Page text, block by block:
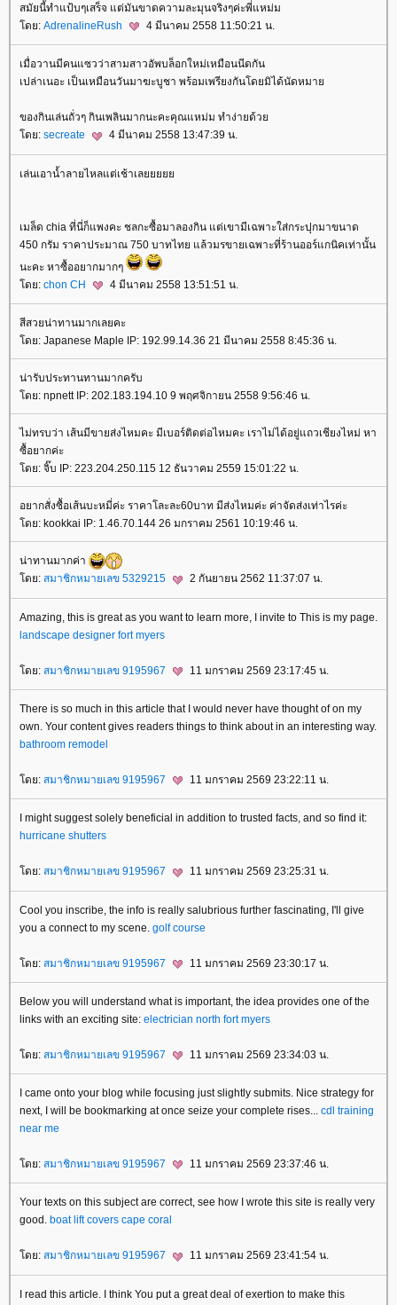
สมัยนี้ทำแป้บๆเสร็จ แต่มันขาดความละมุนจริงๆค่ะพี่แหม่ม
ดย: AdrenalineRush 4 มีนาคม 2558 11:50:21 น.
เมื่อวานมีคนแซวว่าสามสาวอัพบล็อกใหม่เหมือนนีดกัน
เปล่าเนอะ เป็นเหมือนวันมาฆะบูชา พร้อมเพรียงกันโดยมิได้นัดหมา
ของกินเล่นถั่วๆ กินเพลินมากนะคะคุณแหม่ม ทำง่ายด้ว
ดย: secreate 4 มีนาคม 2558 13:47:39 น.
เล่นเอาน้ำลายไหลแต่เช้าเล
เมล็ด chia ที่นี่ก็แพงคะ ชลกะซื้อมาลองกิน แต่เขามีเฉพาะใส่กระปุกมาขนาด
450 กรัม ราคาประมาณ 750 บาทไทย แล้วมรขายเฉพาะที่ร้านออร์แกนิคเท่านั้น
นะคะ หาซื้ออยากมากๆ
ดย: chon CH 4 มีนาคม 2558 13:51:51 น.
สีสวยน่าทานมากเลยคะ
ดย: Japanese Maple IP: 192.99.14.36 21 มีนาคม 2558 8:45:36 น.
น่ารับประทานทานมากครับ
ดย: npnett IP: 202.183.194.10 9 พฤศจิกายน 2558 9:56:46 น.
ไม่ทรบว่า เส้นมีขายส่งไหมคะ มีเบอร์ติดต่อไหมคะ เราไม่ได้อยู่แถวเชียงไหม่ หา
ซื้อยากค่ะ
ดย: จิ๊บ IP: 223.204.250.115 12 ธันวาคม 2559 15:01:22 น.
อยากสั่งซื้อเส้นบะหมี่ค่ะ ราคาโละละ60บาท มีส่งไหมค่ะ ค่าจัดส่งเท่าไรค่ะ
ดย: kookkai IP: 1.46.70.144 26 มกราคม 2561 10:19:46 น.
น่าทานมากค่า
ดย: สมาชิกหมายเลข 5329215 2 กันยายน 2562 11:37:07 น.
Amazing, this is great as you want to learn more, I invite to This is my page.
landscape designer fort myers
ดย: สมาชิกหมายเลข 9195967 11 มกราคม 2569 23:17:45 น.
There is so much in this article that I would never have thought of on my
own. Your content gives readers things to think about in an interesting way.
bathroom remodel
ดย: สมาชิกหมายเลข 9195967 11 มกราคม 2569 23:22:11 น.
I might suggest solely beneficial in addition to trusted facts, and so find it:
hurricane shutters
ดย: สมาชิกหมายเลข 9195967 11 มกราคม 2569 23:25:31 น.
Cool you inscribe, the info is really salubrious further fascinating, I'll give
you a connect to my scene. golf course
ดย: สมาชิกหมายเลข 9195967 11 มกราคม 2569 23:30:17 น.
Below you will understand what is important, the idea provides one of the
links with an exciting site: electrician north fort myers
ดย: สมาชิกหมายเลข 9195967 11 มกราคม 2569 23:34:03 น.
I came onto your blog while focusing just slightly submits. Nice strategy for
next, I will be bookmarking at once seize your complete rises... cdl training
near me
ดย: สมาชิกหมายเลข 9195967 11 มกราคม 2569 23:37:46 น.
Your texts on this subject are correct, see how I wrote this site is really very
good. boat lift covers cape coral
ดย: สมาชิกหมายเลข 9195967 11 มกราคม 2569 23:41:54 น.
I read this article. I think You put a great deal of exertion to make this